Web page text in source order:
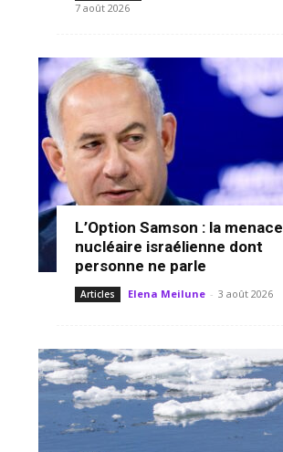
7 août 2026
L’Option Samson : la menace
nucléaire israélienne dont
personne ne parle
Articles Elena Meilune - 3 août 2026